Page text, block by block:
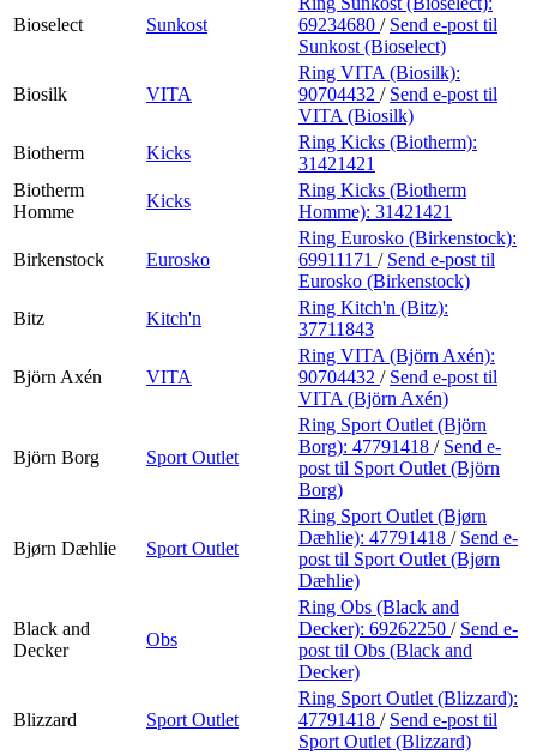
Bioselect Sunkost
69234680 / Send e-post til
Sunkost (Bioselect)
Biosilk VITA
Ring VITA (Biosilk):
90704432 / Send e-post til
VITA (Biosilk)
Biotherm
Kicks
Ring Kicks (Biotherm):
31421421
Biotherm
Homme
Kicks
Ring Kicks (Biotherm
Homme): 31421421
Birkenstock Eurosko
Ring Eurosko (Birkenstock):
69911171 / Send e-post til
Eurosko (Birkenstock)
Bitz
Kitch'n
Ring Kitch'n (Bitz):
37711843
Björn Axén VITA
Ring VITA (Björn Axén):
90704432 / Send e-post til
VITA (Björn Axén)
Björn Borg Sport Outlet
Ring Sport Outlet (Björn
Borg): 47791418 / Send e-
post til Sport Outlet (Björn
Borg)
Bjørn Dæhlie Sport Outlet
Ring Sport Outlet (Bjørn
Dæhlie): 47791418 / Send e-
post til Sport Outlet (Bjørn
Dæhlie)
Black and
Decker
Obs
Ring Obs (Black and
Decker): 69262250 / Send e-
post til Obs (Black and
Decker)
Blizzard Sport Outlet
Ring Sport Outlet (Blizzard):
47791418 / Send e-post til
Sport Outlet (Blizzard)